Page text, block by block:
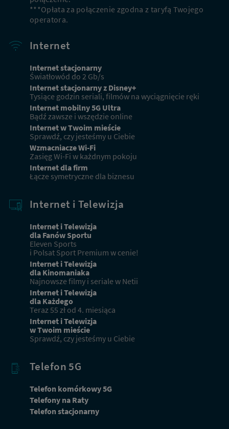
***Opłata za połączenie zgodna z taryfą Twojego
operatora.
Internet
Internet stacjonarny
Światłowód do 2 Gb/s
Internet stacjonarny z Disney+
Tysiące godzin seriali, filmów na wyciągnięcie ręki
Internet mobilny 5G Ultra
Bądź zawsze i wszędzie online
Internet w Twoim mieście
Sprawdź, czy jesteśmy u Ciebie
Wzmacniacze Wi-Fi
Zasięg Wi-Fi w każdnym pokoju
Internet dla firm
Łącze symetryczne dla biznesu
Internet i Telewizja
Internet i Telewizja
dla Fanów Sportu
Eleven Sports
i Polsat Sport Premium w cenie!
Internet i Telewizja
dla Kinomaniaka
Najnowsze filmy i seriale w Netii
Internet i Telewizja
dla Każdego
Teraz 55 zł od 4. miesiąca
Internet i Telewizja
w Twoim mieście
Sprawdź, czy jesteśmy u Ciebie
Telefon 5G
Telefon komórkowy 5G
Telefony na Raty
Telefon stacjonarny